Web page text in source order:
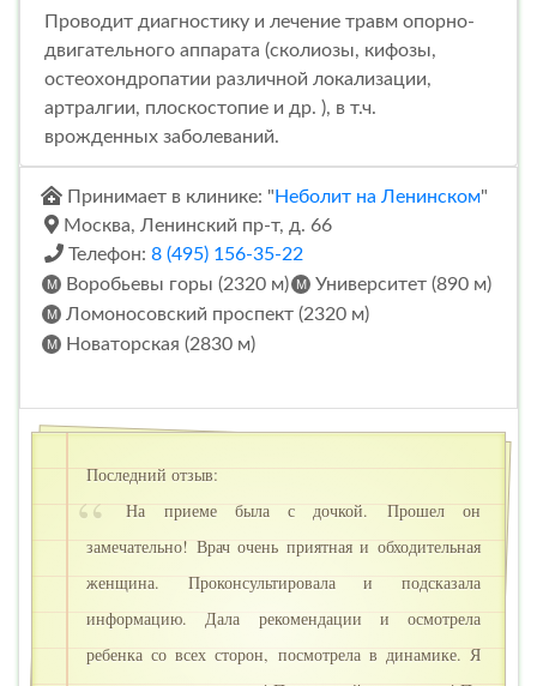
Проводит диагностику и лечение травм опорно-
двигательного аппарата (сколиозы, кифозы,
остеохондропатии различной локализации,
артралгии, плоскостопие и др. ), в т.ч.
врожденных заболеваний.
Принимает в клинике: " Неболит на Ленинском"
Москва, Ленинский пр-т, д. 66
Телефон: 8 (495) 156-35-22
Воробьевы горы (2320 м)
Университет (890 м)
Ломоносовский проспект (2320 м)
Новаторская (2830 м)
Последний отзыв:
На приеме была с дочкой. Прошел он
замечательно! Врач очень приятная и обходительная
женщина. Проконсультировала и подсказала
информацию. Дала рекомендации и осмотрела
ребенка со всех сторон, посмотрела в динамике. Я